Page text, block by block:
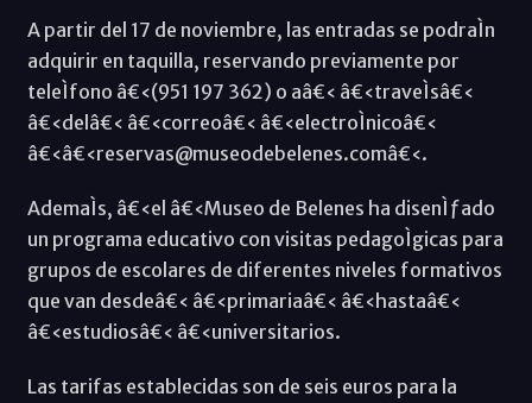
A partir del 17 de noviembre, las entradas se podraÌn
adquirir en taquilla, reservando previamente por
teleÌfono â€‹(951 197 362) o aâ€‹ â€‹traveÌsâ€‹
â€‹delâ€‹ â€‹correoâ€‹ â€‹electroÌnicoâ€‹
â€‹â€‹reservas@museodebelenes.comâ€‹.
AdemaÌs, â€‹el â€‹Museo de Belenes ha disenÌƒado
un programa educativo con visitas pedagoÌgicas para
grupos de escolares de diferentes niveles formativos
que van desdeâ€‹ â€‹primariaâ€‹ â€‹hastaâ€‹
â€‹estudiosâ€‹ â€‹universitarios.
Las tarifas establecidas son de seis euros para la